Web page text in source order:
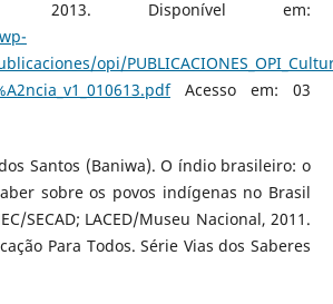
2013. Disponível em:
opi/
Acesso em: 03
Santos (Baniwa). O índio brasileiro: o
sobre os povos indígenas no Brasil
SECAD; LACED/Museu Nacional, 2011.
Para Todos. Série Vias dos Saberes